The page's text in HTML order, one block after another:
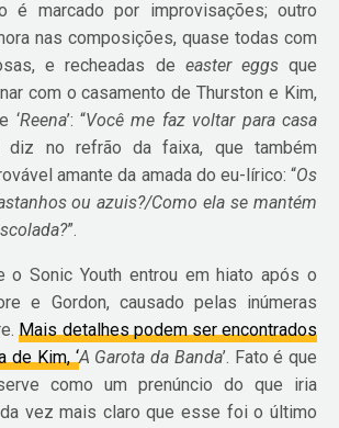
é marcado por improvisações; outro
nas composições, quase todas com
e recheadas de easter eggsque
com o casamento de Thurston e Kim,
‘Reena’: “Você me faz voltar para casa
diz no refrão da faixa, que também
amante da amada do eu-lírico: “Os
ou azuis?/Como ela se mantém
”.
o Sonic Youth entrou em hiato após o
e Gordon, causado pelas inúmeras
Mais detalhes podem ser encontrados
de Kim, ‘A Garota da Banda’. Fato é que
como um prenúncio do que iria
vez mais claro que esse foi o último